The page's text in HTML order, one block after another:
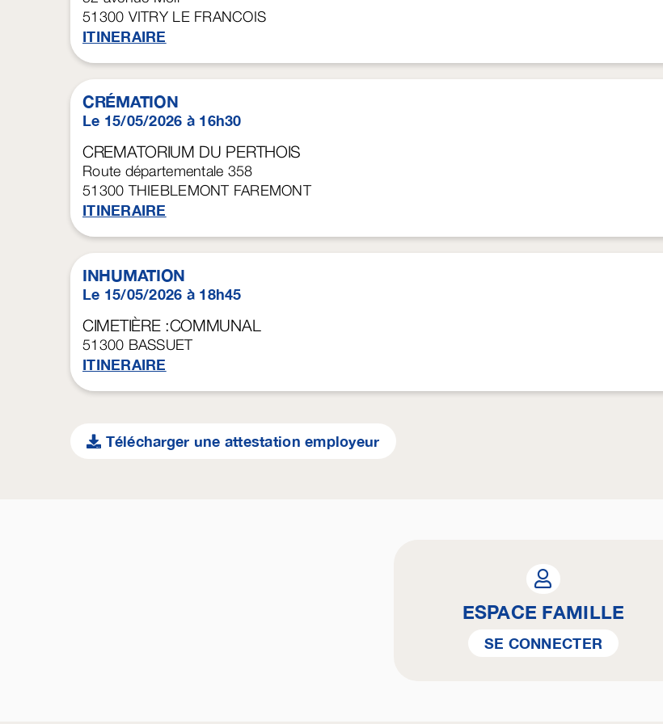
51300 VITRY LE FRANCOIS
ITINERAIRE
CRÉMATION
Le 15/05/2026 à 16h30
CREMATORIUM DU PERTHOIS
Route départementale 358
51300 THIEBLEMONT FAREMONT
ITINERAIRE
INHUMATION
Le 15/05/2026 à 18h45
CIMETIÈRE :COMMUNAL
51300 BASSUET
ITINERAIRE
Télécharger une attestation employeur
ESPACE FAMILLE
SE CONNECTER